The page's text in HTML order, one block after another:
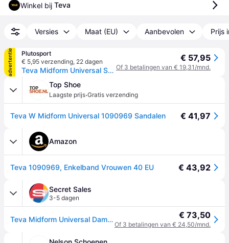
Winkel bij Teva
Versies Maat (EU) Aanbevolen Prijs
advertentie
Plutosport
€ 5,95 verzending, 22 dagen
Teva Midform Universal Sandalen Dames - zwart - 40
€ 57,95
Of 3 betalingen van € 19,31/mnd.
Top Shoe
Laagste prijs·Gratis verzending
Teva W Midform Universal 1090969 Sandalen € 41,97
Amazon
Teva 1090969, Enkelband Vrouwen 40 EU € 43,92
Secret Sales
3-5 dagen
Teva Midform Universal Damessandalen - (Zwart) - 37 € 73,50
Of 3 betalingen van € 24,50/mnd.